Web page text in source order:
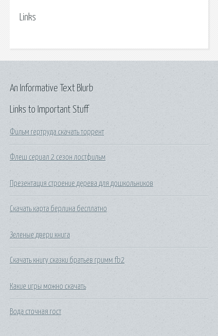
Links
Links to Important Stuff
Фильм гертруда скачать торрент
Флеш сериал 2 сезон лостфильм
Презентация строение дерева для дошкольников
Скачать карта берлина бесплатно
Зеленые двери книга
Скачать книгу сказки братьев гримм fb2
Какие игры можно скачать
Вода сточная гост
An Informative Text Blurb